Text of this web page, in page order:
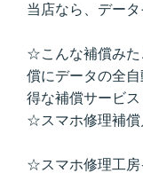
当店なら、デー
☆こんな補償み
償にデータの全
得な補償サービス
☆スマホ修理補償
☆スマホ修理工房